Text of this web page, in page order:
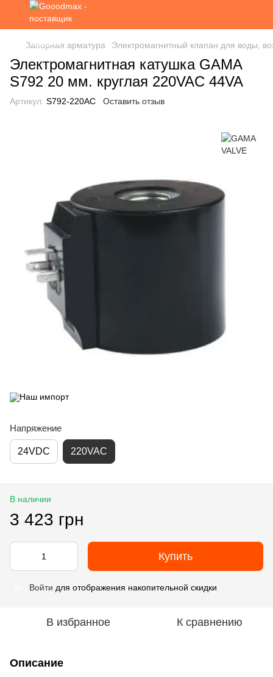
Запорная арматура Электромагнитный клапан для воды,
Электромагнитная катушка GAMA
S792 20 мм. круглая 220VAC 44VA
Артикул: S792-220AC Оставить отзыв
Напряжение
24VDC 220VAC
В наличии
3 423 грн
Купить
Войти для отображения накопительной скидки
В избранное К сравнению
Описание